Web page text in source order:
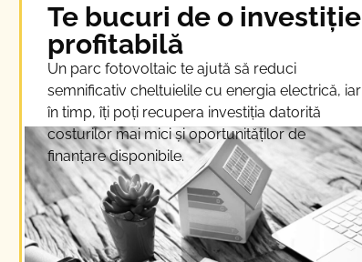
Te bucuri de o investiție
profitabilă
Un parc fotovoltaic te ajută să reduci
semnificativ cheltuielile cu energia electrică, iar
în timp, îți poți recupera investiția datorită
costurilor mai mici și oportunităților de
finanțare disponibile.